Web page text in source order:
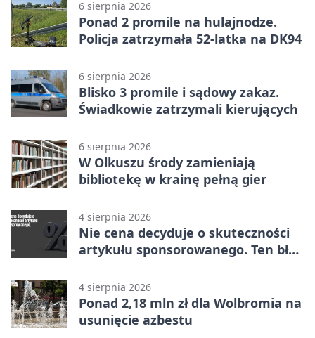
6 sierpnia 2026
Ponad 2 promile na hulajnodze.
Policja zatrzymała 52-latka na DK94
6 sierpnia 2026
Blisko 3 promile i sądowy zakaz.
Świadkowie zatrzymali kierujących
6 sierpnia 2026
W Olkuszu środy zamieniają
bibliotekę w krainę pełną gier
4 sierpnia 2026
Nie cena decyduje o skuteczności
artykułu sponsorowanego. Ten błąd
4 sierpnia 2026
Ponad 2,18 mln zł dla Wolbromia na
usunięcie azbestu